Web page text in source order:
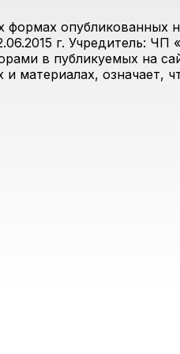
опубликованных
г. Учредитель: ЧП
в публикуемых на
материалах, означает,